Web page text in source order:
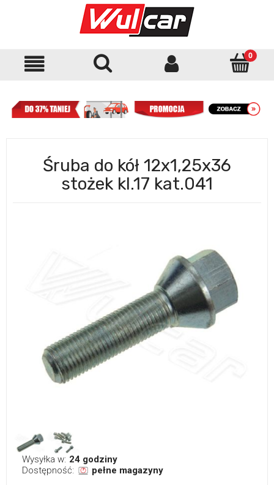
Śruba do kół 12x1,25x36
stożek kl.17 kat.041
Wysyłka w: 24 godziny
Dostępność:
pełne magazyny